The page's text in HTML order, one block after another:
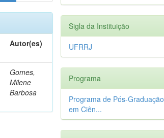
Autor(es)
Gomes,
Milene
Barbosa
Sigla da Instituição
UFRRJ
Programa
Programa de Pós-Graduação
em Ciên...